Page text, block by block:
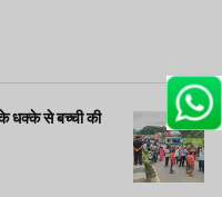
धक्के से बच्ची की